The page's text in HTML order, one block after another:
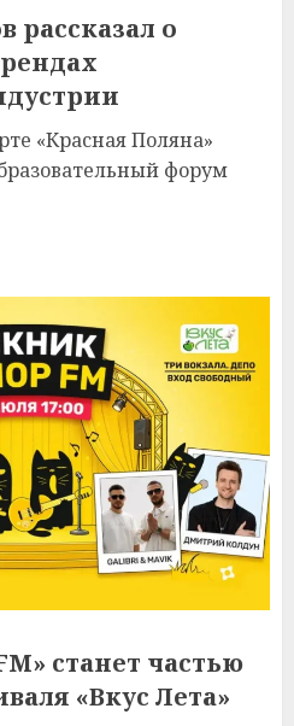
рассказал о
«Красная Поляна»
форум
станет частью
«Вкус Лета»